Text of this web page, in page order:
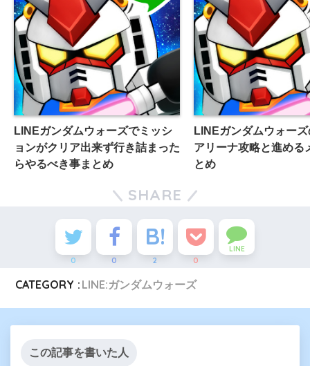
LINEガンダムウォーズでミッシ
ョンがクリア出来ず行き詰まった
らやるべき事まとめ
LINEガンダムウォー
アリーナ攻略と進める
とめ
SHARE
0 0 2 0
LINE
CATEGORY : LINE:ガンダムウォーズ
この記事を書いた人